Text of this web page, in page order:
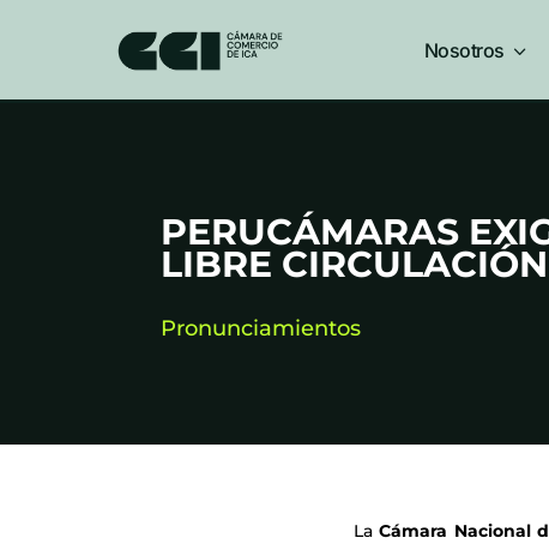
3
Nosotros
PERUCÁMARAS
LIBRE
Pronunciamientos
LaCámara Nacional